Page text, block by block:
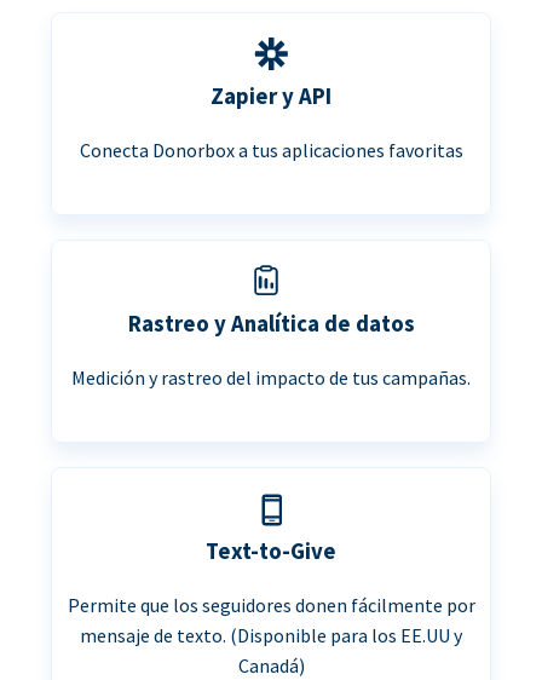
Zapier y API
Conecta Donorbox a tus aplicaciones favoritas
Rastreo y Analítica de datos
Medición y rastreo del impacto de tus campañas.
Text-to-Give
Permite que los seguidores donen fácilmente por
mensaje de texto. (Disponible para los EE.UU y
Canadá)